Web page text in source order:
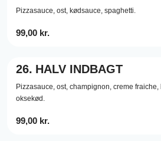
Pizzasauce, ost, kødsauce, spaghetti.
99,00 kr.
26. HALV INDBAGT
Pizzasauce, ost, champignon, creme fraiche,
oksekød.
99,00 kr.